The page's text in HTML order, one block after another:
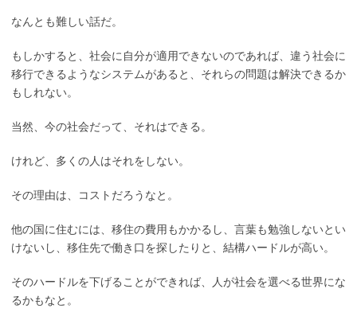
なんとも難しい話だ。
もしかすると、社会に自分が適用できないのであれば、違う社会に
移行できるようなシステムがあると、それらの問題は解決できるか
もしれない。
当然、今の社会だって、それはできる。
けれど、多くの人はそれをしない。
その理由は、コストだろうなと。
他の国に住むには、移住の費用もかかるし、言葉も勉強しないとい
けないし、移住先で働き口を探したりと、結構ハードルが高い。
そのハードルを下げることができれば、人が社会を選べる世界にな
るかもなと。